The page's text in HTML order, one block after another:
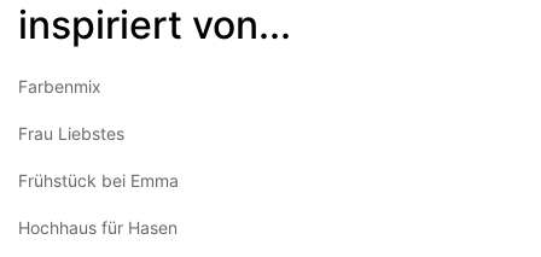
inspiriert von...
Farbenmix
Frau Liebstes
Frühstück bei Emma
Hochhaus für Hasen